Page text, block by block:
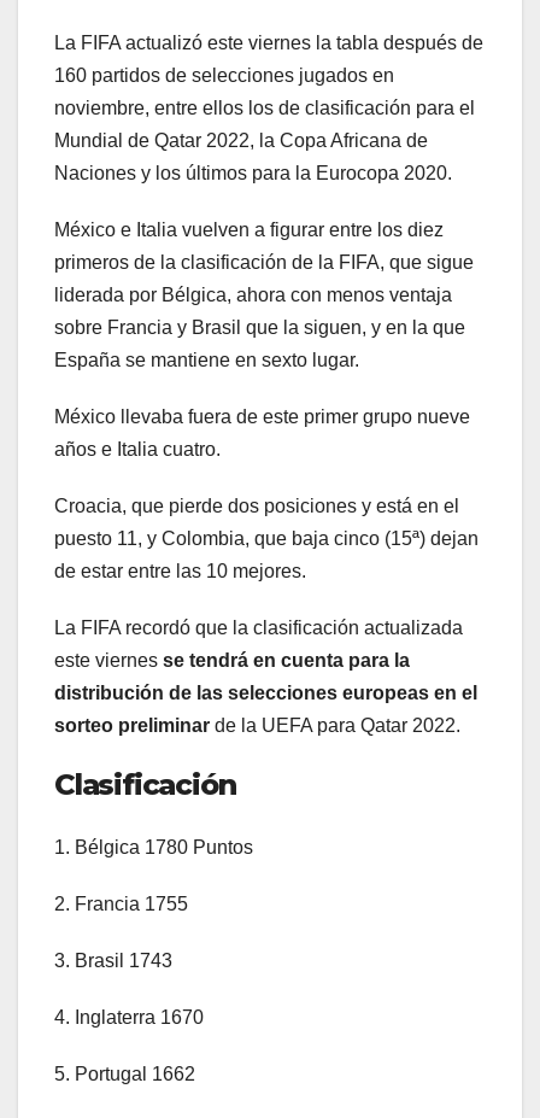
La FIFA actualizó este viernes la tabla después de
160 partidos de selecciones jugados en
noviembre, entre ellos los de clasificación para el
Mundial de Qatar 2022, la Copa Africana de
Naciones y los últimos para la Eurocopa 2020.
México e Italia vuelven a figurar entre los diez
primeros de la clasificación de la FIFA, que sigue
liderada por Bélgica, ahora con menos ventaja
sobre Francia y Brasil que la siguen, y en la que
España se mantiene en sexto lugar.
México llevaba fuera de este primer grupo nueve
años e Italia cuatro.
Croacia, que pierde dos posiciones y está en el
puesto 11, y Colombia, que baja cinco (15ª) dejan
de estar entre las 10 mejores.
La FIFA recordó que la clasificación actualizada
este viernes se tendrá en cuenta para la
distribución de las selecciones europeas en el
sorteo preliminar de la UEFA para Qatar 2022.
Clasificación
1. Bélgica 1780 Puntos
2. Francia 1755
3. Brasil 1743
4. Inglaterra 1670
5. Portugal 1662